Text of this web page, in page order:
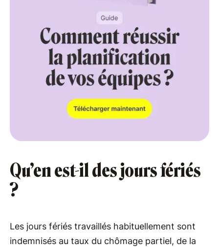
Qu’en est-il des jours fériés
?
Les jours fériés travaillés habituellement sont
indemnisés au taux du chômage partiel, de la